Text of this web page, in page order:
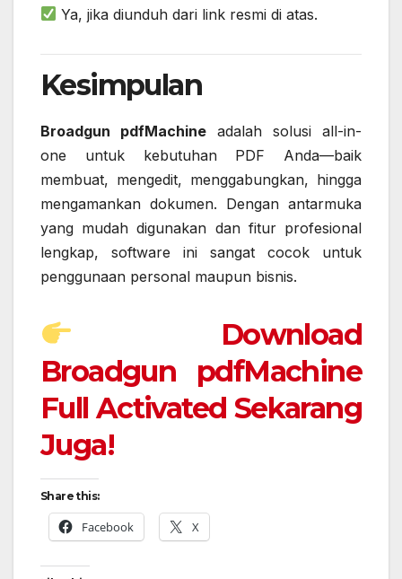
Ya, jika diunduh dari link resmi di atas.
Kesimpulan
Broadgun pdfMachine adalah solusi all-in-
one untuk kebutuhan PDF Anda—baik
membuat, mengedit, menggabungkan, hingga
mengamankan dokumen. Dengan antarmuka
yang mudah digunakan dan fitur profesional
lengkap, software ini sangat cocok untuk
penggunaan personal maupun bisnis.
Download
Broadgun pdfMachine
Full Activated Sekarang
Juga!
Share this:
Facebook X